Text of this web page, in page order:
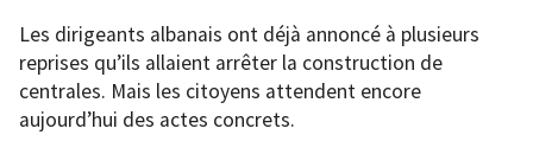
Les dirigeants albanais ont déjà annoncé à plusieurs
reprises qu’ils allaient arrêter la construction de
centrales. Mais les citoyens attendent encore
aujourd’hui des actes concrets.